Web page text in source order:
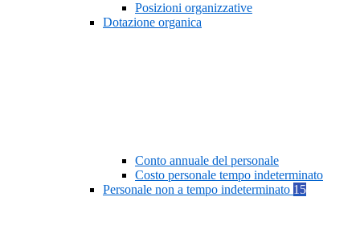
Posizioni organizzative
Dotazione organica
Conto annuale del personale
Costo personale tempo indeterminato
Personale non a tempo indeterminato 15